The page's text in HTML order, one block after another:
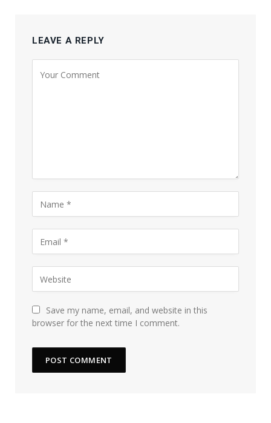
LEAVE A REPLY
Save my name, email, and website in this
browser for the next time I comment.